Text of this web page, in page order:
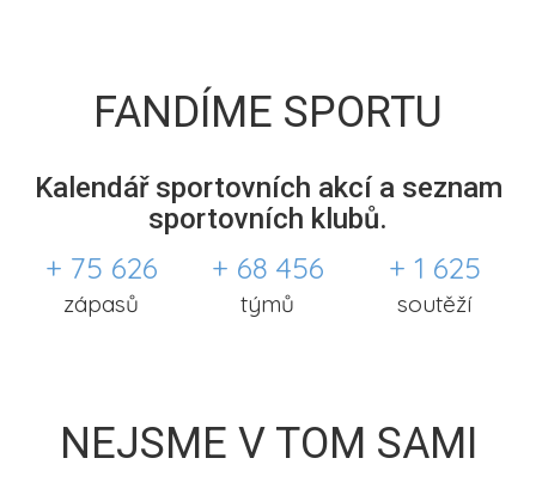
FANDÍME SPORTU
Kalendář sportovních akcí a seznam
sportovních klubů.
+ 75 626
zápasů
+ 68 456
týmů
+ 1 625
soutěží
NEJSME V TOM SAMI